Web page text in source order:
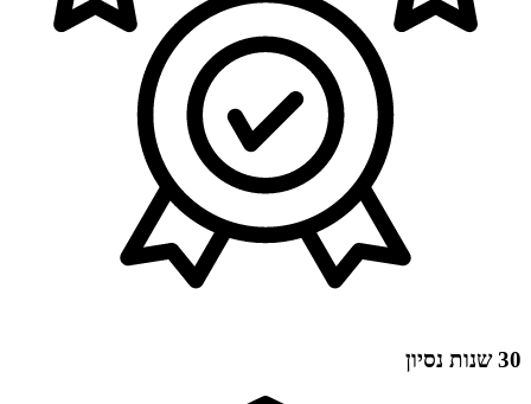
30 שנות נסיון